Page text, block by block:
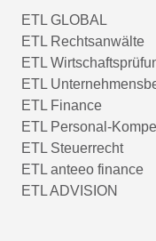
ETL GLOBAL
ETL Rechtsanwälte
ETL
ETL
ETL Finance
ETL Personal-
ETL Steuerrecht
ETL anteeo finance
ETL ADVISION